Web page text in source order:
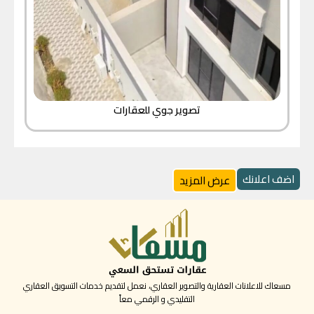
تصوير جوي للعقارات
اضف اعلانك عرض المزيد
مسعاك للاعلانات العقارية والتصوير العقاري، نعمل لتقديم خدمات التسويق العقاري
التقليدي و الرقمي معاً